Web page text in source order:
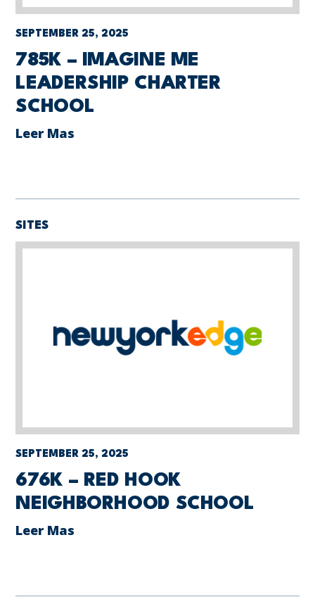
SEPTEMBER 25, 2025
785K – IMAGINE ME
LEADERSHIP CHARTER
SCHOOL
Leer Mas
SITES
SEPTEMBER 25, 2025
676K – RED HOOK
NEIGHBORHOOD SCHOOL
Leer Mas